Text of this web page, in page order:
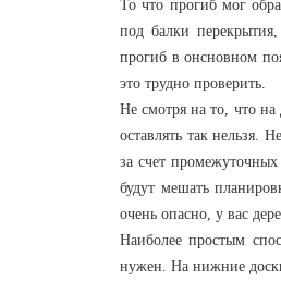
То что прогиб мог
под балки
прогиб в онсновном
это трудно проверить.
Не смотря на то, что
оставлять так нельзя.
за счет
будут мешать
очень опасно, у вас
Наиболее простым
нужен. На нижние